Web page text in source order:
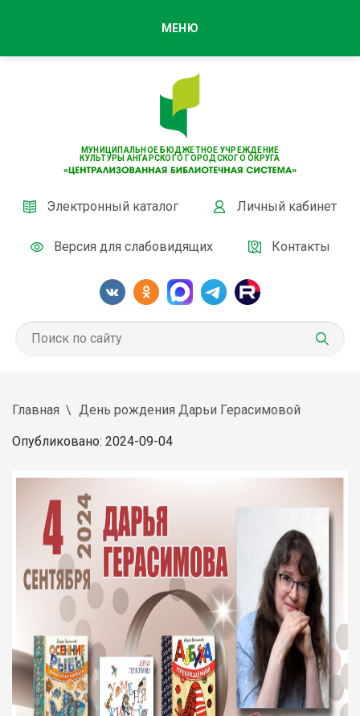
МУНИЦИПАЛЬНОЕ БЮДЖЕТНОЕ УЧРЕЖДЕНИЕ
КУЛЬТУРЫ АНГАРСКОГО ГОРОДСКОГО ОКРУГА
Электронный каталог Личный кабинет
Версия для слабовидящих Контакты
МЕНЮ
Главная День рождения Дарьи Герасимовой
Опубликовано: 2024-09-04